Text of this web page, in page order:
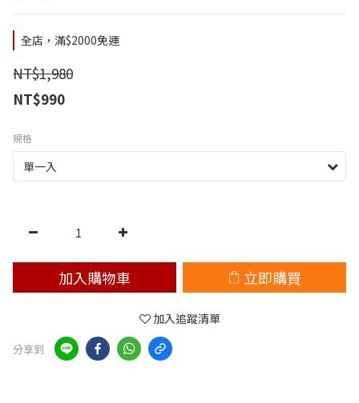
全店，滿$2000免運
NT$1,980
NT$990
規格
加入購物車 立即購買
加入追蹤清單
分享到